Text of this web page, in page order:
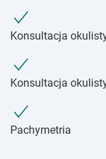
Konsultacja
Konsultacja
Pachymetria